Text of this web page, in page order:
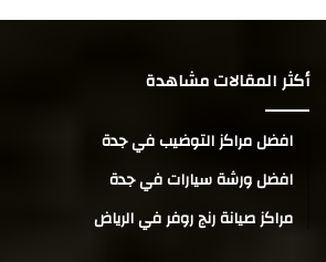
أكثر المقالات مشاهدة
افضل مراكز التوضيب في جدة
افضل ورشة سيارات في جدة
مراكز صيانة رنج روفر في الرياض